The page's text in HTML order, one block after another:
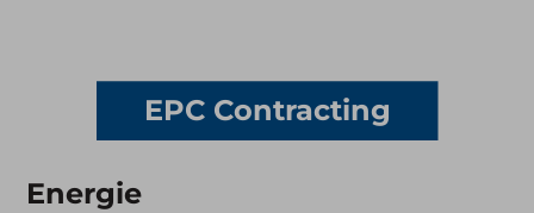
EPC Contracting
Energie